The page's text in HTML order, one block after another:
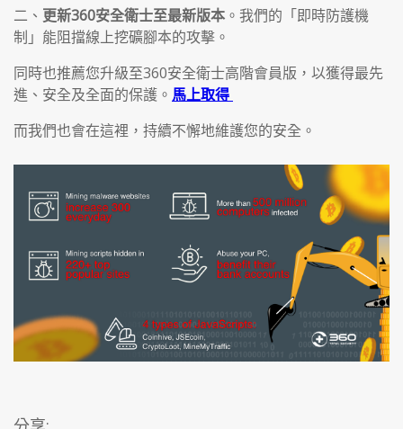
二、 更新360安全衛士至最新版本 。我們的「即時防護機
制」能阻擋線上挖礦腳本的攻擊。
同時也推薦您升級至360安全衛士高階會員版，以獲得最先
進、安全及全面的保護。 馬上取得
而我們也會在這裡，持續不懈地維護您的安全。